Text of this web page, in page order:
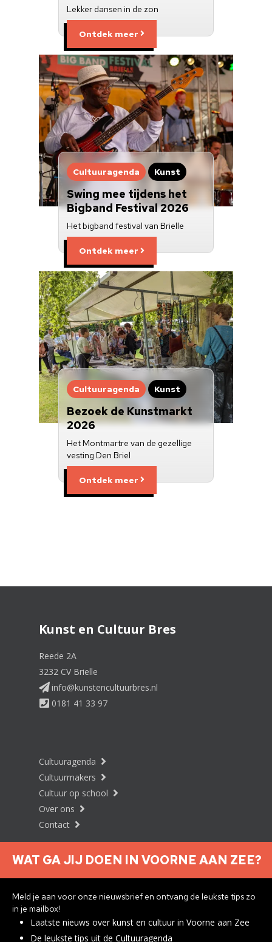
Lekker dansen in de zon
Ontdek meer
Cultuuragenda Kunst
Swing mee tijdens het
Bigband Festival 2026
Het bigband festival van Brielle
Ontdek meer
Cultuuragenda Kunst
Bezoek de Kunstmarkt
2026
Het Montmartre van de gezellige
vesting Den Briel
Ontdek meer
Kunst en Cultuur Bres
Reede 2A
3232 CV Brielle
info@kunstencultuurbres.nl
0181 41 33 97
Cultuuragenda
Cultuurmakers
Cultuur op school
Over ons
Contact
Nieuwsbrief aanmelden
Privacyverklaring
WAT GA JIJ DOEN IN VOORNE AAN ZEE?
Meld je aan voor onze nieuwsbrief en ontvang de leukste tips zo
in je mailbox!
Laatste nieuws over kunst en cultuur in Voorne aan Zee
De leukste tips uit de Cultuuragenda